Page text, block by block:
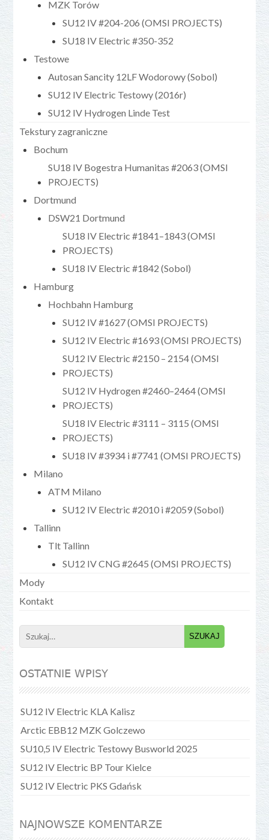
MZK Torów
SU12 IV #204-206 (OMSI PROJECTS)
SU18 IV Electric #350-352
Testowe
Autosan Sancity 12LF Wodorowy (Sobol)
SU12 IV Electric Testowy (2016r)
SU12 IV Hydrogen Linde Test
Tekstury zagraniczne
Bochum
SU18 IV Bogestra Humanitas #2063 (OMSI
PROJECTS)
Dortmund
DSW21 Dortmund
SU18 IV Electric #1841–1843 (OMSI
PROJECTS)
SU18 IV Electric #1842 (Sobol)
Hamburg
Hochbahn Hamburg
SU12 IV #1627 (OMSI PROJECTS)
SU12 IV Electric #1693 (OMSI PROJECTS)
SU12 IV Electric #2150 – 2154 (OMSI
PROJECTS)
SU12 IV Hydrogen #2460–2464 (OMSI
PROJECTS)
SU18 IV Electric #3111 – 3115 (OMSI
PROJECTS)
SU18 IV #3934 i #7741 (OMSI PROJECTS)
Milano
ATM Milano
SU12 IV Electric #2010 i #2059 (Sobol)
Tallinn
Tlt Tallinn
SU12 IV CNG #2645 (OMSI PROJECTS)
Mody
Kontakt
Search
for:
OSTATNIE WPISY
SU12 IV Electric KLA Kalisz
Arctic EBB12 MZK Golczewo
SU10,5 IV Electric Testowy Busworld 2025
SU12 IV Electric BP Tour Kielce
SU12 IV Electric PKS Gdańsk
NAJNOWSZE KOMENTARZE